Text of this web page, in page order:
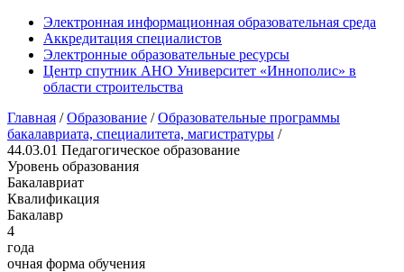
Электронная информационная образовательная среда
Аккредитация специалистов
Электронные образовательные ресурсы
Центр спутник АНО Университет «Иннополис» в
области строительства
Главная /Образование /Образовательные программы
бакалавриата, специалитета, магистратуры /
44.03.01 Педагогическое образование
Уровень образования
Бакалавриат
Квалификация
Бакалавр
4
года
очная форма обучения